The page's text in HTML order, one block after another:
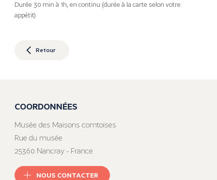
Durée 30 min à 1h, en continu (durée à la carte selon votre
appétit)
Retour
COORDONNÉES
Musée des Maisons comtoises
Rue du musée
25360 Nancray - France
NOUS CONTACTER